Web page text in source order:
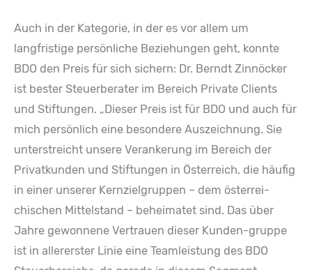
Auch in der Kategorie, in der es vor allem um
langfristige persönliche Beziehungen geht, konnte
BDO den Preis für sich sichern: Dr. Berndt Zinnöcker
ist bester Steuerberater im Bereich Private Clients
und Stiftungen. „Dieser Preis ist für BDO und auch für
mich persönlich eine besondere Auszeichnung. Sie
unterstreicht unsere Verankerung im Bereich der
Privatkunden und Stiftungen in Österreich, die häufig
in einer unserer Kernzielgruppen – dem österrei-
chischen Mittelstand – beheimatet sind. Das über
Jahre gewonnene Vertrauen dieser Kunden-gruppe
ist in allererster Linie eine Teamleistung des BDO